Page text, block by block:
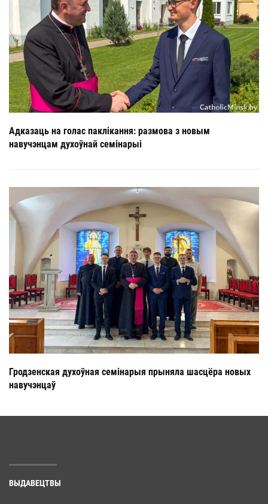
Адказаць на голас паклікання: размова з новым
навучэнцам духоўнай семінарыі
Гродзенская духоўная семінарыя прыняла шасцёра новых
навучэнцаў
ВЫДАВЕЦТВЫ